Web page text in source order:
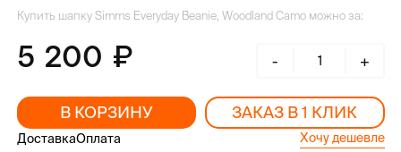
Купить шапку Simms Everyday Beanie, Woodland Camo можно за:
5 200 - +
В КОРЗИНУ ЗАКАЗ В 1 КЛИК
ДоставкаОплата Хочу дешевле